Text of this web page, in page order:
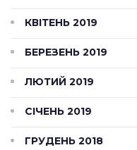
КВІТЕНЬ 2019
БЕРЕЗЕНЬ 2019
ЛЮТИЙ 2019
СІЧЕНЬ 2019
ГРУДЕНЬ 2018